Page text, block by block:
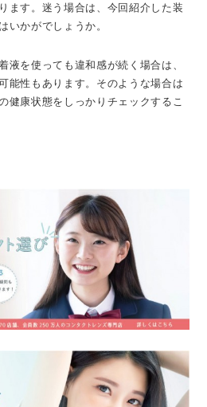
ます。迷う場合は、今回紹介した装
いかがでしょうか。
液を使っても違和感が続く場合は、
能性もあります。そのような場合は
健康状態をしっかりチェックするこ